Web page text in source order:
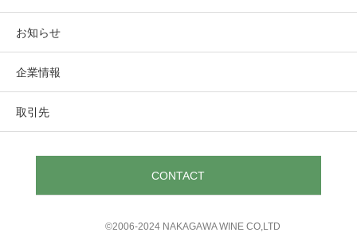
お知らせ
企業情報
取引先
CONTACT
©︎2006-2024 NAKAGAWA WINE CO,LTD